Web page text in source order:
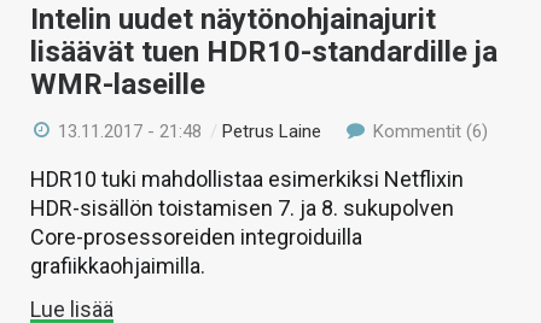
Intelin uudet näytönohjainajurit
lisäävät tuen HDR10-standardille ja
WMR-laseille
13.11.2017 - 21:48 /Petrus Laine Kommentit (6)
HDR10 tuki mahdollistaa esimerkiksi Netflixin
HDR-sisällön toistamisen 7. ja 8. sukupolven
Core-prosessoreiden integroiduilla
grafiikkaohjaimilla.
Lue lisää